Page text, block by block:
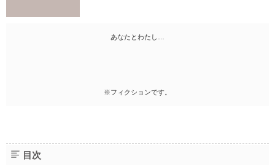
あなたとわたし…
※フィクションです。
目次